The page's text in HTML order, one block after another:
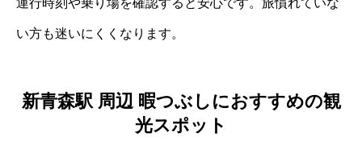
い方も迷いにくくなります。
新青森駅 周辺 暇つぶしにおすすめの観
光スポット